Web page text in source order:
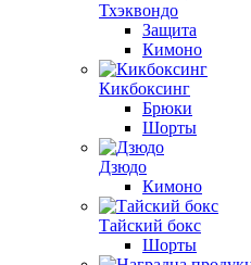
Тхэквондо
Защита
Кимоно
Кикбоксинг
Брюки
Шорты
Дзюдо
Кимоно
Тайский бокс
Шорты